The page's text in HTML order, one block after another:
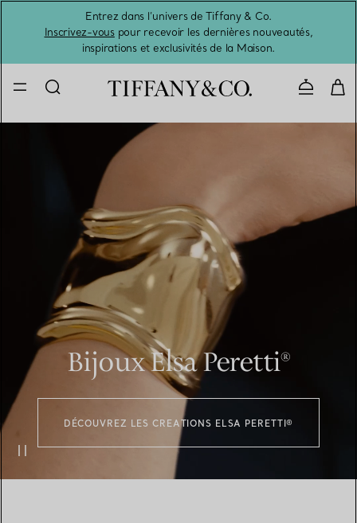
Entrez dans l’univers de Tiffany & Co.
Inscrivez-vouspour recevoir les dernières nouveautés,
inspirations et exclusivités de la Maison.
Bijoux Elsa Peretti®
DÉCOUVREZ LES CREATIONS ELSA PERETTI®